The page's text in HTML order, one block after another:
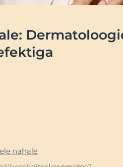
Vaata Kõiki Tooteid
nahale